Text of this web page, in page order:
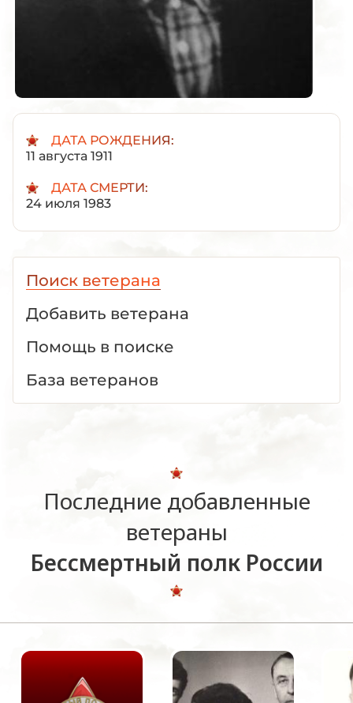
ДАТА РОЖДЕНИЯ:
11 августа 1911
ДАТА СМЕРТИ:
24 июля 1983
Поиск ветерана
Добавить ветерана
Помощь в поиске
База ветеранов
Последние добавленные
ветераны
Бессмертный полк России